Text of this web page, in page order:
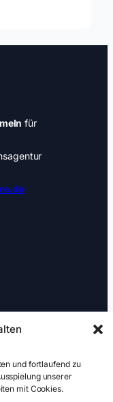
und fortlaufend zu
unserer
mit Cookies.
für